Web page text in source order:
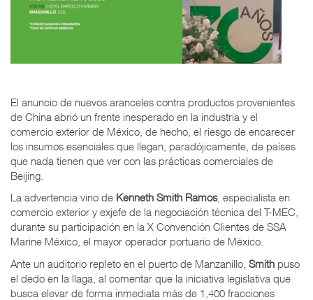
El anuncio de nuevos aranceles contra productos provenientes
de China abrió un frente inesperado en la industria y el
comercio exterior de México, de hecho, el riesgo de encarecer
los insumos esenciales que llegan, paradójicamente, de países
que nada tienen que ver con las prácticas comerciales de
Beijing.
La advertencia vino de Kenneth Smith Ramos, especialista en
comercio exterior y exjefe de la negociación técnica del T-MEC,
durante su participación en la X Convención Clientes de SSA
Marine México, el mayor operador portuario de México.
Ante un auditorio repleto en el puerto de Manzanillo, Smith puso
el dedo en la llaga, al comentar que la iniciativa legislativa que
busca elevar de forma inmediata más de 1,400 fracciones